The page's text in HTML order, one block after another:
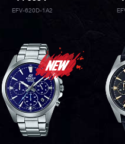
EFV-620D-1A2